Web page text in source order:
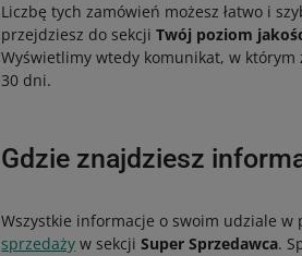
Liczbę tych zamówień możesz łatwo i
przejdziesz do sekcjiTwój poziom
Wyświetlimy wtedy komunikat, w
30 dni.
Gdzie znajdziesz
Wszystkie informacje o swoim udziale w
sprzedaży w sekcjiSuper Sprzedawca.